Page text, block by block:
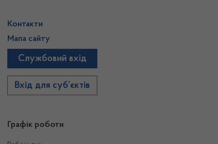
Графік роботи
Контакти
Мапа сайту
Службовий вхід
Вхід для суб’єктів